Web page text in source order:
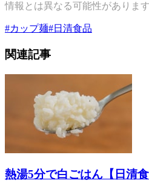
情報とは異なる可能性がありま
#カップ麺#日清食品
関連記事
熱湯5分で白ごはん【日清